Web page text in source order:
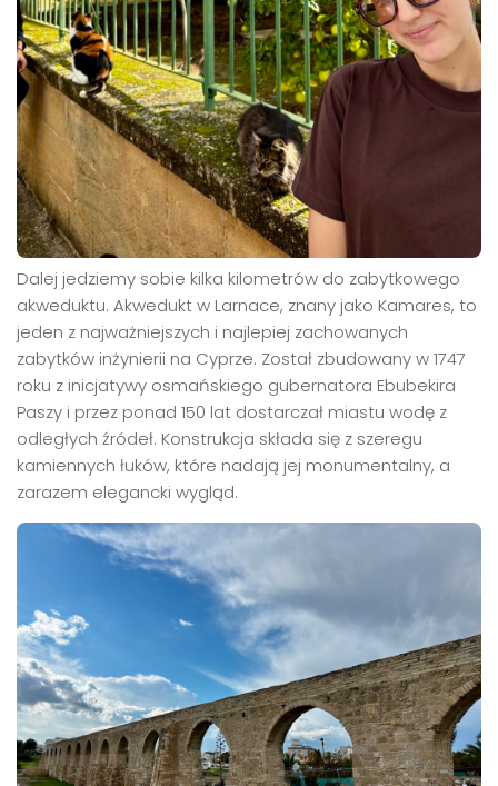
Dalej jedziemy sobie kilka kilometrów do zabytkowego
akweduktu. Akwedukt w Larnace, znany jako Kamares, to
jeden z najważniejszych i najlepiej zachowanych
zabytków inżynierii na Cyprze. Został zbudowany w 1747
roku z inicjatywy osmańskiego gubernatora Ebubekira
Paszy i przez ponad 150 lat dostarczał miastu wodę z
odległych źródeł. Konstrukcja składa się z szeregu
kamiennych łuków, które nadają jej monumentalny, a
zarazem elegancki wygląd.